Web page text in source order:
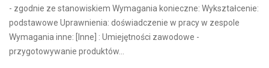
- zgodnie ze stanowiskiem Wymagania konieczne: Wykształcenie:
podstawowe Uprawnienia: doświadczenie w pracy w zespole
Wymagania inne: [Inne] : Umiejętności zawodowe -
przygotowywanie produktów...